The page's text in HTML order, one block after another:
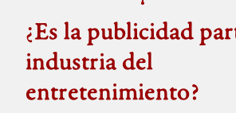
¿Es la publicidad
industria del
entretenimiento?